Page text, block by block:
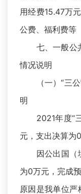
用经费15.47万
公费、福利费等
七、一般公共
情况说明
（一）“三公”
明
2021年度“三
元，支出决算为
因公出国（境
为0万元，完成
原因是我单位